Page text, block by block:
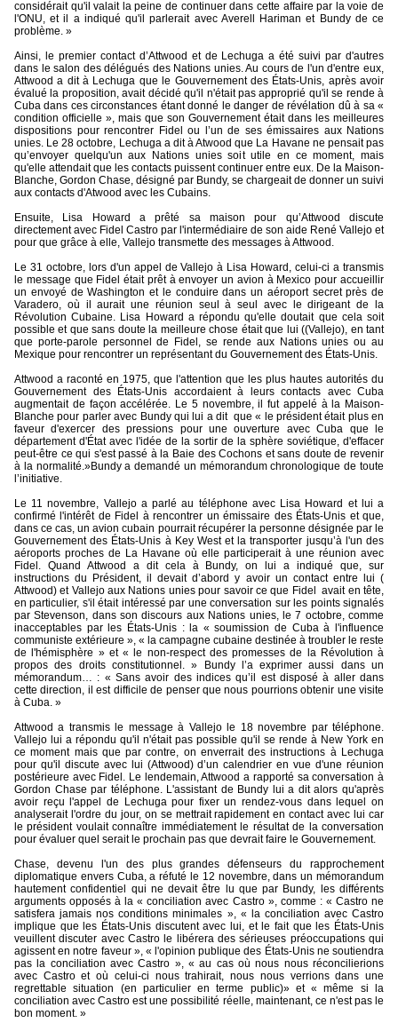
considérait qu'il valait la peine de continuer dans cette affaire par la voie de
l'ONU, et il a indiqué qu'il parlerait avec Averell Hariman et Bundy de ce
problème. »
Ainsi, le premier contact d’Attwood et de Lechuga a été suivi par d'autres
dans le salon des délégués des Nations unies. Au cours de l'un d'entre eux,
Attwood a dit à Lechuga que le Gouvernement des États-Unis, après avoir
évalué la proposition, avait décidé qu'il n'était pas approprié qu'il se rende à
Cuba dans ces circonstances étant donné le danger de révélation dû à sa «
condition officielle », mais que son Gouvernement était dans les meilleures
dispositions pour rencontrer Fidel ou l’un de ses émissaires aux Nations
unies. Le 28 octobre, Lechuga a dit à Atwood que La Havane ne pensait pas
qu’envoyer quelqu'un aux Nations unies soit utile en ce moment, mais
qu'elle attendait que les contacts puissent continuer entre eux. De la Maison-
Blanche, Gordon Chase, désigné par Bundy, se chargeait de donner un suivi
aux contacts d'Atwood avec les Cubains.
Ensuite, Lisa Howard a prêté sa maison pour qu’Attwood discute
directement avec Fidel Castro par l'intermédiaire de son aide René Vallejo et
pour que grâce à elle, Vallejo transmette des messages à Attwood.
Le 31 octobre, lors d'un appel de Vallejo à Lisa Howard, celui-ci a transmis
le message que Fidel était prêt à envoyer un avion à Mexico pour accueillir
un envoyé de Washington et le conduire dans un aéroport secret près de
Varadero, où il aurait une réunion seul à seul avec le dirigeant de la
Révolution Cubaine. Lisa Howard a répondu qu'elle doutait que cela soit
possible et que sans doute la meilleure chose était que lui ((Vallejo), en tant
que porte-parole personnel de Fidel, se rende aux Nations unies ou au
Mexique pour rencontrer un représentant du Gouvernement des États-Unis.
Attwood a raconté en 1975, que l'attention que les plus hautes autorités du
Gouvernement des États-Unis accordaient à leurs contacts avec Cuba
augmentait de façon accélérée. Le 5 novembre, il fut appelé à la Maison-
Blanche pour parler avec Bundy qui lui a dit que « le président était plus en
faveur d'exercer des pressions pour une ouverture avec Cuba que le
département d'État avec l'idée de la sortir de la sphère soviétique, d'effacer
peut-être ce qui s'est passé à la Baie des Cochons et sans doute de revenir
à la normalité.»Bundy a demandé un mémorandum chronologique de toute
l’initiative.
Le 11 novembre, Vallejo a parlé au téléphone avec Lisa Howard et lui a
confirmé l'intérêt de Fidel à rencontrer un émissaire des États-Unis et que,
dans ce cas, un avion cubain pourrait récupérer la personne désignée par le
Gouvernement des États-Unis à Key West et la transporter jusqu’à l'un des
aéroports proches de La Havane où elle participerait à une réunion avec
Fidel. Quand Attwood a dit cela à Bundy, on lui a indiqué que, sur
instructions du Président, il devait d’abord y avoir un contact entre lui (
Attwood) et Vallejo aux Nations unies pour savoir ce que Fidel
avait en tête,
en particulier, s'il était intéressé par une conversation sur les points signalés
par Stevenson, dans son discours aux Nations unies, le 7 octobre, comme
inacceptables par les États-Unis : la « soumission de Cuba à l'influence
communiste extérieure », « la campagne cubaine destinée à troubler le reste
de l'hémisphère » et « le non-respect des promesses de la Révolution à
propos des droits constitutionnel. » Bundy l’a exprimer aussi dans un
mémorandum… : « Sans avoir des indices qu’il est disposé à aller dans
cette direction, il est difficile de penser que nous pourrions obtenir une visite
à Cuba. »
Attwood a transmis le message à Vallejo le 18 novembre par téléphone.
Vallejo lui a répondu qu'il n'était pas possible qu'il se rende à New York en
ce moment mais que par contre, on enverrait des instructions à Lechuga
pour qu'il discute avec lui (Attwood) d’un calendrier en vue d'une réunion
postérieure avec Fidel. Le lendemain, Attwood a rapporté sa conversation à
Gordon Chase par téléphone. L'assistant de Bundy lui a dit alors qu'après
avoir reçu l'appel de Lechuga pour fixer un rendez-vous dans lequel on
analyserait l'ordre du jour, on se mettrait rapidement en contact avec lui car
le président voulait connaître immédiatement le résultat de la conversation
pour évaluer quel serait le prochain pas que devrait faire le Gouvernement.
Chase, devenu l'un des plus grandes défenseurs du rapprochement
diplomatique envers Cuba, a réfuté le 12 novembre, dans un mémorandum
hautement confidentiel qui ne devait être lu que par Bundy, les différents
arguments opposés à la « conciliation avec Castro », comme : « Castro ne
satisfera jamais nos conditions minimales », « la conciliation avec Castro
implique que les États-Unis discutent avec lui, et le fait que les États-Unis
veuillent discuter avec Castro le libérera des sérieuses préoccupations qui
agissent en notre faveur », « l'opinion publique des États-Unis ne soutiendra
pas la conciliation avec Castro », « au cas où nous nous réconcilierions
avec Castro et où celui-ci nous trahirait, nous nous verrions dans une
regrettable situation (en particulier en terme public)» et « même si la
conciliation avec Castro est une possibilité réelle, maintenant, ce n'est pas le
bon moment. »